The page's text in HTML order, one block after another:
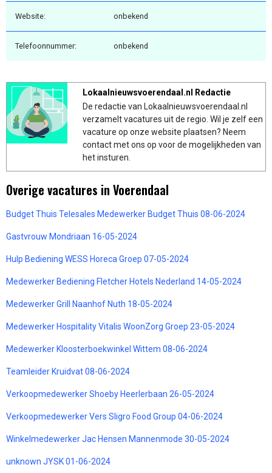
Website: onbekend
Telefoonnummer: onbekend
Lokaalnieuwsvoerendaal.nl Redactie
De redactie van Lokaalnieuwsvoerendaal.nl
verzamelt vacatures uit de regio. Wil je zelf een
vacature op onze website plaatsen? Neem
contact met ons op voor de mogelijkheden van
het insturen.
Overige vacatures in Voerendaal
Budget Thuis Telesales Medewerker Budget Thuis 08-06-2024
Gastvrouw Mondriaan 16-05-2024
Hulp Bediening WESS Horeca Groep 07-05-2024
Medewerker Bediening Fletcher Hotels Nederland 14-05-2024
Medewerker Grill Naanhof Nuth 18-05-2024
Medewerker Hospitality Vitalis WoonZorg Groep 23-05-2024
Medewerker Kloosterboekwinkel Wittem 08-06-2024
Teamleider Kruidvat 08-06-2024
Verkoopmedewerker Shoeby Heerlerbaan 26-05-2024
Verkoopmedewerker Vers Sligro Food Group 04-06-2024
Winkelmedewerker Jac Hensen Mannenmode 30-05-2024
unknown JYSK 01-06-2024